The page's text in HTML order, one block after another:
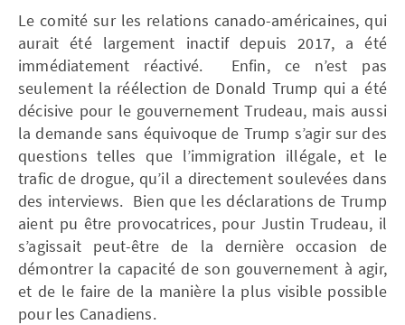
Le comité sur les relations canado-américaines, qui
aurait été largement inactif depuis 2017, a été
immédiatement réactivé. Enfin, ce n’est pas
seulement la réélection de Donald Trump qui a été
décisive pour le gouvernement Trudeau, mais aussi
la demande sans équivoque de Trump s’agir sur des
questions telles que l’immigration illégale, et le
trafic de drogue, qu’il a directement soulevées dans
des interviews. Bien que les déclarations de Trump
aient pu être provocatrices, pour Justin Trudeau, il
s’agissait peut-être de la dernière occasion de
démontrer la capacité de son gouvernement à agir,
et de le faire de la manière la plus visible possible
pour les Canadiens.